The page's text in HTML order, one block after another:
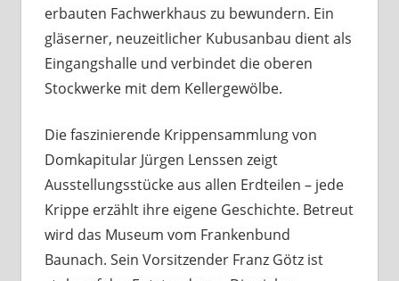
erbauten Fachwerkhaus zu bewundern. Ein
gläserner, neuzeitlicher Kubusanbau dient als
Eingangshalle und verbindet die oberen
Stockwerke mit dem Kellergewölbe.
Die faszinierende Krippensammlung von
Domkapitular Jürgen Lenssen zeigt
Ausstellungsstücke aus allen Erdteilen – jede
Krippe erzählt ihre eigene Geschichte. Betreut
wird das Museum vom Frankenbund
Baunach. Sein Vorsitzender Franz Götz ist